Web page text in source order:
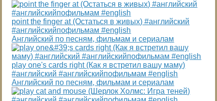
point the finger at (Остаться в живых) #английский
#английскийпофильмам #english
Английский по песням, фильмам и сериалам
play one's cards right (Как я встретил вашу маму)
#английский #английскийпофильмам #english
Английский по песням, фильмам и сериалам